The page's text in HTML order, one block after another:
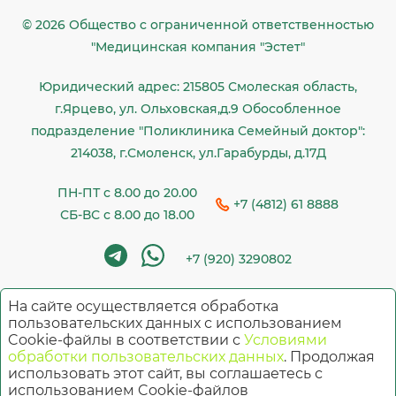
© 2026 Общество c ограниченной ответственностью
"Медицинская компания "Эстет"
Юридический адрес: 215805 Смолеская область,
г.Ярцево, ул. Ольховская,д.9 Обособленное
подразделение "Поликлиника Семейный доктор":
214038, г.Смоленск, ул.Гарабурды, д.17Д
ПН-ПТ с 8.00 до 20.00
СБ-ВС с 8.00 до 18.00
+7 (4812) 61 8888
+7 (920) 3290802
Имеются противопоказания. Необходима
консультация специалиста
На сайте осуществляется обработка
пользовательских данных с использованием
Cookie-файлы в соответствии с Условиями
обработки пользовательских данных. Продолжая
использовать этот сайт, вы соглашаетесь с
использованием Cookie-файлов